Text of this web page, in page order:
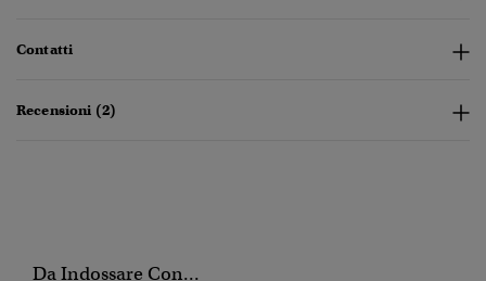
Contatti
Recensioni (2)
Da Indossare Con...